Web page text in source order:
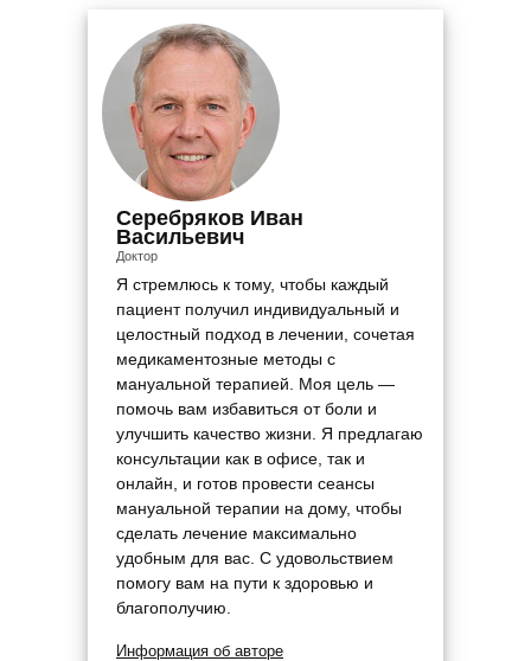
Серебряков Иван
Васильевич
Доктор
Я стремлюсь к тому, чтобы каждый
пациент получил индивидуальный и
целостный подход в лечении, сочетая
медикаментозные методы с
мануальной терапией. Моя цель —
помочь вам избавиться от боли и
улучшить качество жизни. Я предлагаю
консультации как в офисе, так и
онлайн, и готов провести сеансы
мануальной терапии на дому, чтобы
сделать лечение максимально
удобным для вас. С удовольствием
помогу вам на пути к здоровью и
благополучию.
Информация об авторе